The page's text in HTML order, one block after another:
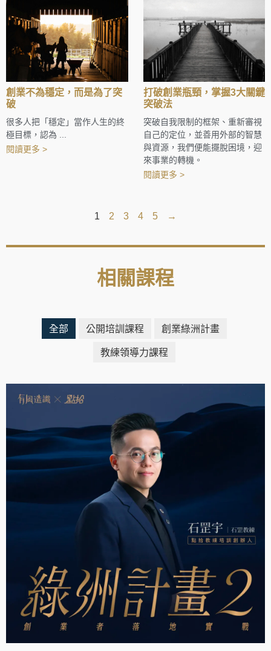
創業不為穩定，而是為了突
破
很多人把「穩定」當作人生的終
極目標，認為 ...
閱讀更多 >
打破創業瓶頸，掌握3大關鍵
突破法
突破自我限制的框架、重新審視
自己的定位，並善用外部的智慧
與資源，我們便能擺脫困境，迎
來事業的轉機。
閱讀更多 >
1 2 3 4 5 →
相關課程
全部 公開培訓課程
創業綠洲計畫
教練領導力課程